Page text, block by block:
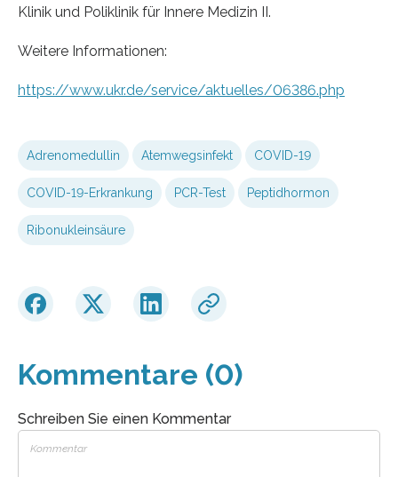
Klinik und Poliklinik für Innere Medizin II.
Weitere Informationen:
https://www.ukr.de/service/aktuelles/06386.php
Adrenomedullin Atemwegsinfekt COVID-19
COVID-19-Erkrankung PCR-Test Peptidhormon
Ribonukleinsäure
Kommentare (0)
Schreiben Sie einen Kommentar